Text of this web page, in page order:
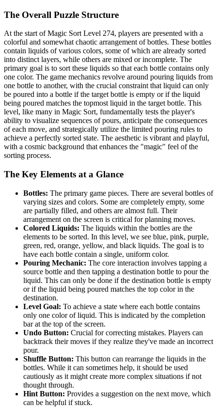
The Overall Puzzle Structure
At the start of Magic Sort Level 274, players are presented with a
colorful and somewhat chaotic arrangement of bottles. These bottles
contain liquids of various colors, some of which are already sorted
into distinct layers, while others are mixed or incomplete. The
primary goal is to sort these liquids so that each bottle contains only
one color. The game mechanics revolve around pouring liquids from
one bottle to another, with the crucial constraint that liquid can only
be poured into a bottle if the target bottle is empty or if the liquid
being poured matches the topmost liquid in the target bottle. This
level, like many in Magic Sort, fundamentally tests the player's
ability to visualize sequences of pours, anticipate the consequences
of each move, and strategically utilize the limited pouring rules to
achieve a perfectly sorted state. The aesthetic is vibrant and playful,
with a cosmic background that enhances the "magic" feel of the
sorting process.
The Key Elements at a Glance
Bottles: The primary game pieces. There are several bottles of
varying sizes and colors. Some are completely empty, some
are partially filled, and others are almost full. Their
arrangement on the screen is critical for planning moves.
Colored Liquids: The liquids within the bottles are the
elements to be sorted. In this level, we see blue, pink, purple,
green, red, orange, yellow, and black liquids. The goal is to
have each bottle contain a single, uniform color.
Pouring Mechanic: The core interaction involves tapping a
source bottle and then tapping a destination bottle to pour the
liquid. This can only be done if the destination bottle is empty
or if the liquid being poured matches the top color in the
destination.
Level Goal: To achieve a state where each bottle contains
only one color of liquid. This is indicated by the completion
bar at the top of the screen.
Undo Button: Crucial for correcting mistakes. Players can
backtrack their moves if they realize they've made an incorrect
pour.
Shuffle Button: This button can rearrange the liquids in the
bottles. While it can sometimes help, it should be used
cautiously as it might create more complex situations if not
thought through.
Hint Button: Provides a suggestion on the next move, which
can be helpful if stuck.